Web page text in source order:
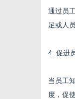
通过员
足或人
4. 促进
当员工
度，促